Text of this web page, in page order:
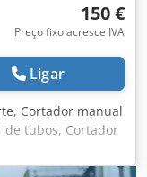
150 €
Preço fixo acresce IVA
Ligar
Cortador manual
de tubos, Cortador
do tubo: máx.
1/4", 3/8", 1/2",